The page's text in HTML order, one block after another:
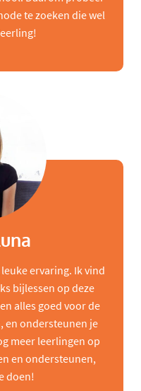
te zoeken die wel
ervaring. Ik vind
bijlessen op deze
alles goed voor de
en ondersteunen je
meer leerlingen op
en ondersteunen,
doen!